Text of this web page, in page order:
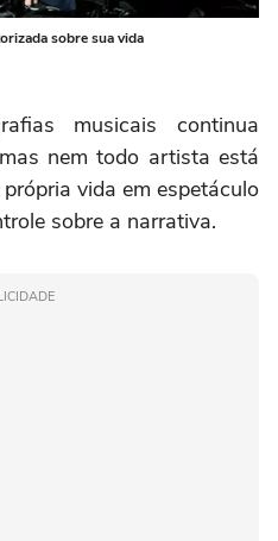
sobre sua vida
musicais continua
nem todo artista está
vida em espetáculo
sobre a narrativa.